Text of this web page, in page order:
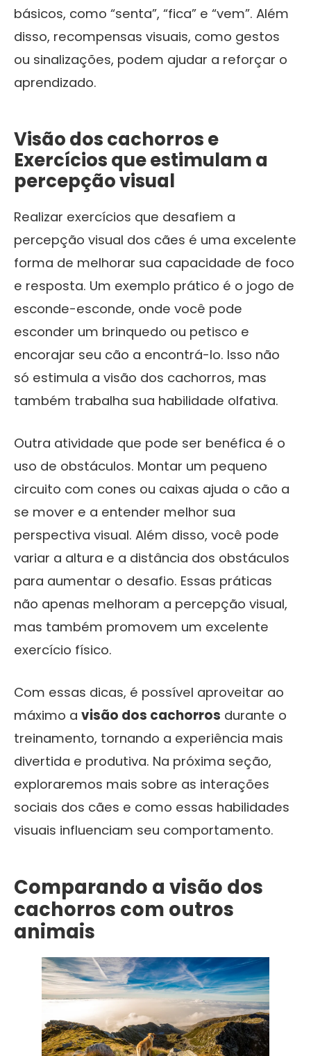
básicos, como “senta”, “fica” e “vem”. Além
disso, recompensas visuais, como gestos
ou sinalizações, podem ajudar a reforçar o
aprendizado.
Visão dos cachorros e
Exercícios que estimulam a
percepção visual
Realizar exercícios que desafiem a
percepção visual dos cães é uma excelente
forma de melhorar sua capacidade de foco
e resposta. Um exemplo prático é o jogo de
esconde-esconde, onde você pode
esconder um brinquedo ou petisco e
encorajar seu cão a encontrá-lo. Isso não
só estimula a visão dos cachorros, mas
também trabalha sua habilidade olfativa.
Outra atividade que pode ser benéfica é o
uso de obstáculos. Montar um pequeno
circuito com cones ou caixas ajuda o cão a
se mover e a entender melhor sua
perspectiva visual. Além disso, você pode
variar a altura e a distância dos obstáculos
para aumentar o desafio. Essas práticas
não apenas melhoram a percepção visual,
mas também promovem um excelente
exercício físico.
Com essas dicas, é possível aproveitar ao
máximo a visão dos cachorros durante o
treinamento, tornando a experiência mais
divertida e produtiva. Na próxima seção,
exploraremos mais sobre as interações
sociais dos cães e como essas habilidades
visuais influenciam seu comportamento.
Comparando a visão dos
cachorros com outros
animais